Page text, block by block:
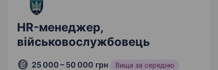
HR-менеджер,
військовослужбовець
25 000 – 50 000 грн Вища за середню